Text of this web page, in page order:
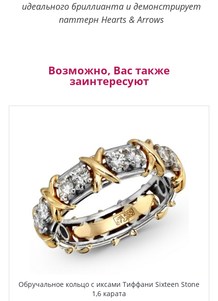
идеального бриллианта и демонстрирует
паттерн Hearts & Arrows
Возможно, Вас также
заинтересуют
Обручальное кольцо с иксами Тиффани Sixteen Stone
1,6 карата